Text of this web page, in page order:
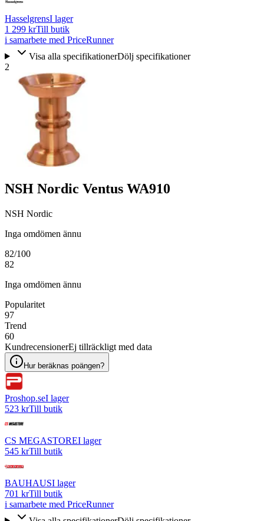
HasselgrensI lager
1 299 krTill butik
i samarbete med PriceRunner
Visa alla specifikationerDölj specifikationer
2
NSH Nordic Ventus WA910
NSH Nordic
Inga omdömen ännu
82/100
82
Inga omdömen ännu
Popularitet
97
Trend
60
KundrecensionerEj tillräckligt med data
Hur beräknas poängen?
Proshop.seI lager
523 krTill butik
CS MEGASTOREI lager
545 krTill butik
BAUHAUSI lager
701 krTill butik
i samarbete med PriceRunner